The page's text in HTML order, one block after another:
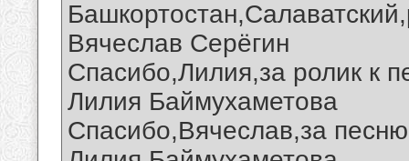
Вячеслав Серёгин
Спасибо,Лилия,за ролик к
Лилия Баймухаметова
Спасибо,Вячеслав,за